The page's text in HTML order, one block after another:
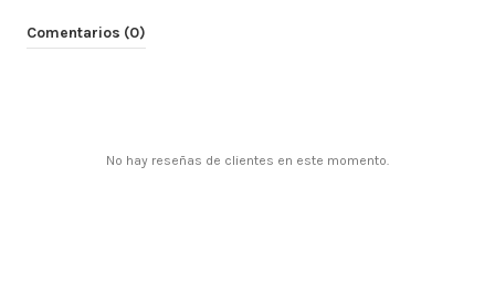
Comentarios (0)
No hay reseñas de clientes en este momento.